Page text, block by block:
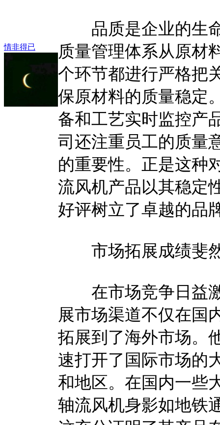
情非得已
品质是企业的生命
质量管理体系从原材
个环节都进行严格把
保原材料的质量稳定
备和工艺实时监控产
司还注重员工的质量
的重要性。正是这种
流风机产品以其稳定
好评树立了卓越的品
市场拓展成绩斐
在市场竞争日益激
展市场渠道不仅在国
拓展到了海外市场。
速打开了国际市场的
和地区。在国内一些
轴流风机身影如地铁